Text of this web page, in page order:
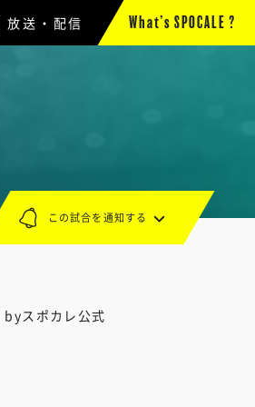
放送・配信 What’s SPOCALE ?
byスポカレ公式
この試合を通知する